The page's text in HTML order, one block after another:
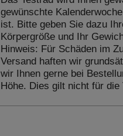
gewünschte
ist. Bitte geben Sie dazu
Körpergröße und Ihr
Hinweis: Für Schäden im
Versand haften wir
wir Ihnen gerne bei
Höhe. Dies gilt nicht für die